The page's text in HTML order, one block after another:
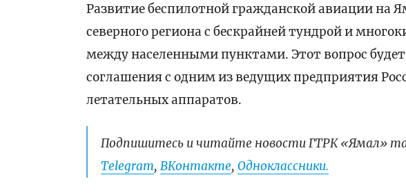
Развитие беспилотной гражданской авиации на
северного региона с бескрайней тундрой и
между населенными пунктами. Этот вопрос
соглашения с одним из ведущих предприятия
летательных аппаратов.
Подпишитесь и читайте новости ГТРК «Ямал»
Telegram,ВКонтакте,Одноклассники.